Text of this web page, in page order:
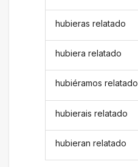
hubieras relatado
hubiera relatado
hubiéramos relatado
hubierais relatado
hubieran relatado